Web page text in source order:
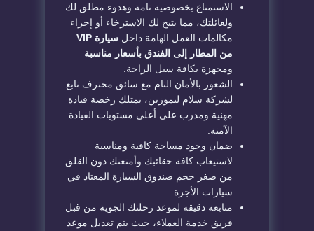
الاستمتاع بخصوصية تامة وهدوء مطلق لك
ولعائلتك، مما يتيح لك الاسترخاء أو إجراء
مكالمات العمل الهامة داخل
سيارة VIP
من المطار إلى الفندق بأسعار مناسبة
ومجهزة بكافة سبل الراحة.
الشعور بالأمان التام مع سائق محترف تابع
لشركة سلام ليموزين، يمتلك رخصة قيادة
مهنية ومدرب على أعلى مستويات القيادة
الآمنة.
ضمان وجود مساحة كافية ومناسبة
لاستيعاب كافة حقائبك وأمتعتك دون القلق
من صغر حجم صندوق السيارة المعتاد في
سيارات الأجرة.
متابعة دقيقة لموعد رحلتك الجوية من قبل
فريق خدمة العملاء، حيث يتم تعديل موعد